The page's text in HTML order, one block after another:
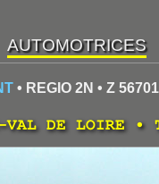
• REGIO 2N • Z
DE LOIRE •